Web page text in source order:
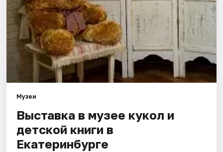
Музеи
Выставка в музее кукол и
детской книги в
Екатеринбурге